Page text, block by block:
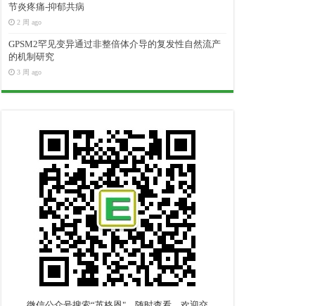
节炎疼痛-抑郁共病
2 周 ago
GPSM2罕见变异通过非整倍体介导的复发性自然流产
的机制研究
3 周 ago